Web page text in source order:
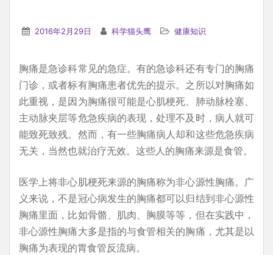
2016年2月29日 科学猫头鹰 健康知识
胸痛是急诊科常见的急症。有的急诊科还有专门的胸痛
门诊，或者标有胸痛患者优先的提示。之所以对胸痛如
此重视，是因为胸痛很可能是心肌梗死、肺动脉栓塞、
主动脉夹层等危急疾病的表现，处理不及时，病人就可
能致死致残。然而，有一些胸痛病人却和这些危急疾病
无关，当然也就治疗无效。这些人的胸痛来源是食管。
医学上将非心肌梗死来源的胸痛称为非心源性胸痛。广
义来说，不是冠心病发生的胸痛都可以归结到非心源性
胸痛里面，比如骨骼、肌肉、胸膜等等，但在实践中，
非心源性胸痛大多是指的与食管相关的胸痛，尤其是以
胸痛为表现的胃食管反流病。